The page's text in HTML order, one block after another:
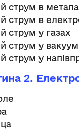
струм в
струм в
струм у газах
струм у
струм у
2.